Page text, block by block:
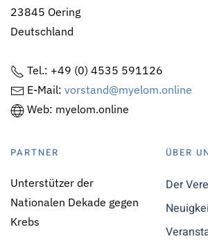
23845 Oering
Deutschland
Tel.: +49 (0) 4535 591126
E-Mail: vorstand@myelom.online
Web: myelom.online
PARTNER
Unterstützer der
Nationalen Dekade gegen
Krebs
ÜBER
Der